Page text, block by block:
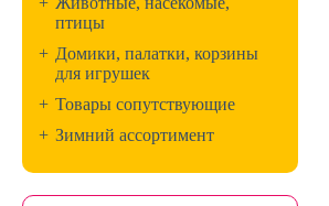
птицы
+ Домики, палатки, корзины
для игрушек
+ Товары сопутствующие
+ Зимний ассортимент